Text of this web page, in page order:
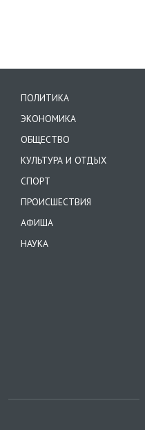
ПОЛИТИКА
ЭКОНОМИКА
ОБЩЕСТВО
КУЛЬТУРА И ОТДЫХ
СПОРТ
ПРОИСШЕСТВИЯ
АФИША
НАУКА